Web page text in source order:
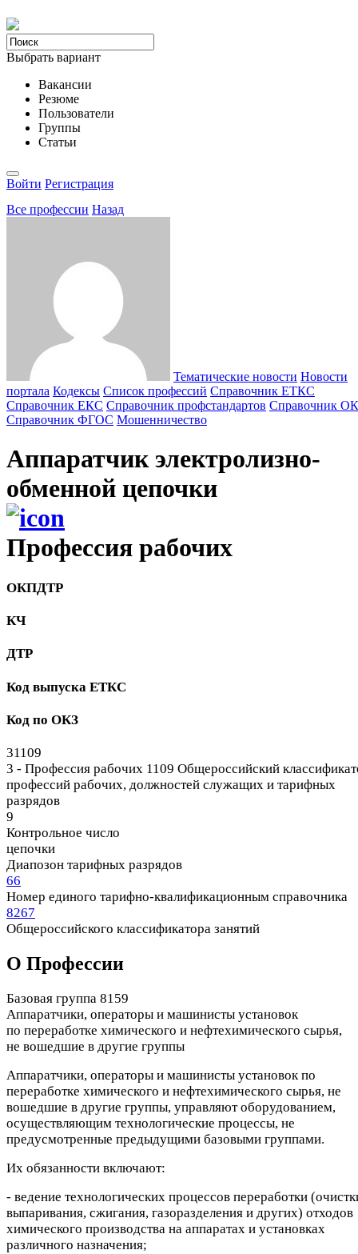
Выбрать вариант
Вакансии
Резюме
Пользователи
Группы
Статьи
Войти Регистрация
Все професcии Назад
Тематические новости Новости
портала Кодексы Cписок профессий Справочник ЕТКС
Справочник ЕКС Справочник профстандартов Справочник
Справочник ФГОС Мошенничество
Аппаратчик электролизно-
обменной цепочки
Профессия рабочих
ОКПДТР
КЧ
ДТР
Код выпуска ЕТКС
Код по ОКЗ
31109
3 - Профессия рабочих 1109 Общероссийский
профессий рабочих, должностей служащих и тарифных
разрядов
9
Контрольное число
цепочки
Диапозон тарифных разрядов
66
Номер единого тарифно-квалификационным справочника
8267
Общероссийского классификатора занятий
О Профеcсии
Базовая группа 8159
Аппаратчики, операторы и машинисты установок
по переработке химического и нефтехимического сырья,
не вошедшие в другие группы
Аппаратчики, операторы и машинисты установок по
переработке химического и нефтехимического сырья, не
вошедшие в другие группы, управляют оборудованием,
осуществляющим технологические процессы, не
предусмотренные предыдущими базовыми группами.
Их обязанности включают:
- ведение технологических процессов переработки
выпаривания, сжигания, газоразделения и других) отходов
химического производства на аппаратах и установках
различного назначения;